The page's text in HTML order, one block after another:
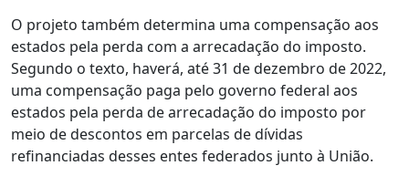
O projeto também determina uma compensação aos
estados pela perda com a arrecadação do imposto.
Segundo o texto, haverá, até 31 de dezembro de 2022,
uma compensação paga pelo governo federal aos
estados pela perda de arrecadação do imposto por
meio de descontos em parcelas de dívidas
refinanciadas desses entes federados junto à União.